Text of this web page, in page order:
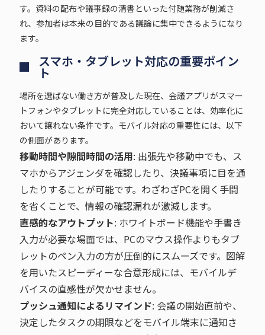
す。資料の配布や議事録の清書といった付随業務が削減さ
れ、参加者は本来の目的である議論に集中できるようになり
ます。
スマホ・タブレット対応の重要ポイン
ト
場所を選ばない働き方が普及した現在、会議アプリがスマー
トフォンやタブレットに完全対応していることは、効率化に
おいて譲れない条件です。モバイル対応の重要性には、以下
の側面があります。
移動時間や隙間時間の活用: 出張先や移動中でも、ス
マホからアジェンダを確認したり、決議事項に目を通
したりすることが可能です。わざわざPCを開く手間
を省くことで、情報の確認漏れが激減します。
直感的なアウトプット: ホワイトボード機能や手書き
入力が必要な場面では、PCのマウス操作よりもタブ
レットのペン入力の方が圧倒的にスムーズです。図解
を用いたスピーディーな合意形成には、モバイルデ
バイスの直感性が欠かせません。
プッシュ通知によるリマインド: 会議の開始直前や、
決定したタスクの期限などをモバイル端末に通知さ